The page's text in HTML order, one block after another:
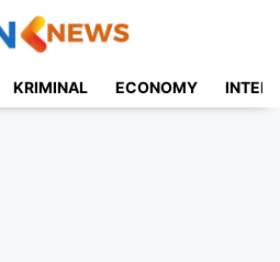
KRIMINAL ECONOMY